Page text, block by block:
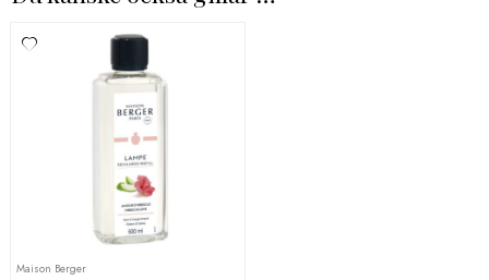
Maison Berger